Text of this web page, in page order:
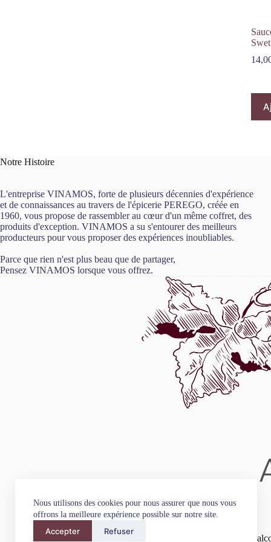
Nous utilisons des cookies pour nous assurer que nous vous
offrons la meilleure expérience possible sur notre site.
Accepter Refuser
Swet
Notre Histoire
L'entreprise VINAMOS, forte de plusieurs décennies d'expérience
et de connaissances au travers de l'épicerie PEREGO, créée en
1960, vous propose de rassembler au cœur d'un même coffret, des
produits d'exception. VINAMOS a su s'entourer des meilleurs
producteurs pour vous proposer des expériences inoubliables.
Parce que rien n'est plus beau que de partager,
Pensez VINAMOS lorsque vous offrez.
L'abus